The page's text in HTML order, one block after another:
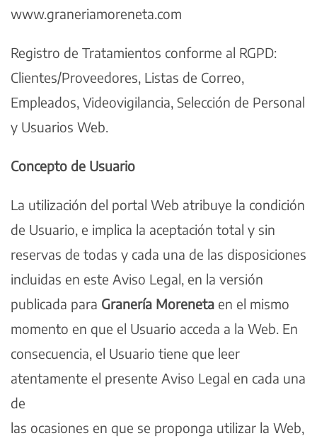
www.graneriamoreneta.com
Registro de Tratamientos conforme al RGPD:
Clientes/Proveedores, Listas de Correo,
Empleados, Videovigilancia, Selección de Personal
y Usuarios Web.
Concepto de Usuario
La utilización del portal Web atribuye la condición
de Usuario, e implica la aceptación total y sin
reservas de todas y cada una de las disposiciones
incluidas en este Aviso Legal, en la versión
publicada para Granería Moreneta en el mismo
momento en que el Usuario acceda a la Web. En
consecuencia, el Usuario tiene que leer
atentamente el presente Aviso Legal en cada una
de
las ocasiones en que se proponga utilizar la Web,